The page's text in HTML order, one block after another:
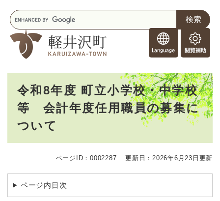
o
r
e
i
g
s
閲
覧
助
キ
ー
ワ
令和8年度 町立小学校・中学校
等 会計年度任用職員の募集に
ついて
ページID：0002287 更新日：2026年6月23日更新
ページ内目次